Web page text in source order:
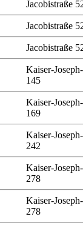
Jacobistraße
Jacobistraße
Jacobistraße
Kaiser-
145
Kaiser-
169
Kaiser-
242
Kaiser-
278
Kaiser-
278